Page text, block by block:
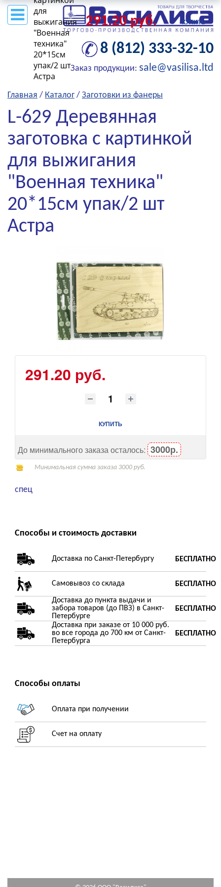
8 (812) 333-32-10
Заказ продукции: sale@vasilisa.ltd
Главная / Каталог / Заготовки из фанеры
L-629 Деревянная
заготовка с картинкой
для выжигания
"Военная техника"
20*15см упак/2 шт
Астра
291.20 руб.
КУПИТЬ
До минимального заказа осталось: 3000р.
Минимальная сумма заказа 3000 руб.
спец
Способы и стоимость доставки
Доставка по Санкт-Петербургу БЕСПЛАТНО
Самовывоз со склада БЕСПЛАТНО
Доставка до пункта выдачи и
забора товаров (до ПВЗ) в Санкт-
Петербурге
БЕСПЛАТНО
Доставка при заказе от 10 000 руб.
во все города до 700 км от Санкт-
Петербурга
БЕСПЛАТНО
Способы оплаты
Оплата при получении
Счет на оплату
для
выжигания
"Военная
техника"
20*15см
упак/2 шт
Астра
291.20 руб. КУПИТЬ